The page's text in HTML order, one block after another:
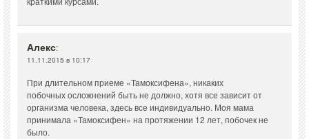
Алекс:
11.11.2015 в 10:17
При длительном приеме «Тамоксифена», никаких
побочных осложнений быть не должно, хотя все зависит от
организма человека, здесь все индивидуально. Моя мама
принимала «Тамоксифен» на протяжении 12 лет, побочек не
было.